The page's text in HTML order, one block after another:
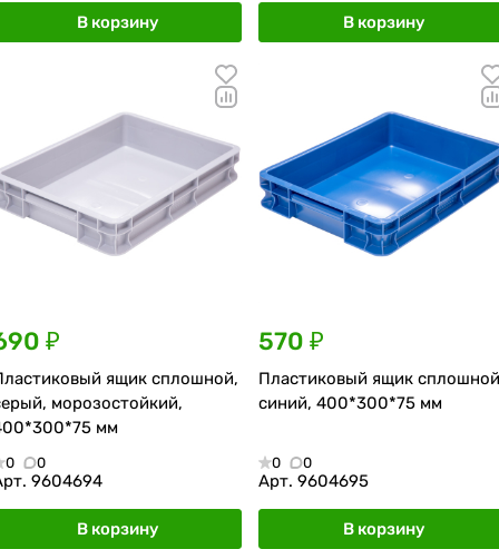
В корзину В корзину
₽
ящик сплошной,
морозостойкий,
мм
0 0
9604694
В корзину
570 ₽
Пластиковый ящик
синий, 400*300*75 мм
0 0
Арт. 9604695
В корзину